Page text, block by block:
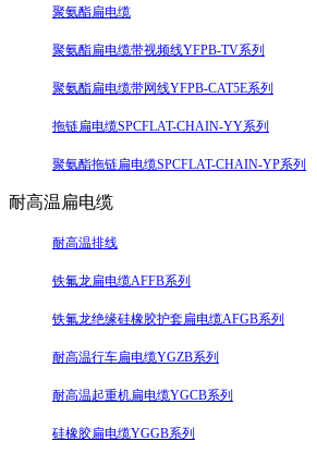
聚氨酯扁电缆
聚氨酯扁电缆带视频线YFPB-TV系列
聚氨酯扁电缆带网线YFPB-CAT5E系列
拖链扁电缆SPCFLAT-CHAIN-YY系列
聚氨酯拖链扁电缆SPCFLAT-CHAIN-YP系列
耐高温扁电缆
耐高温排线
铁氟龙扁电缆AFFB系列
铁氟龙绝缘硅橡胶护套扁电缆AFGB系列
耐高温行车扁电缆YGZB系列
耐高温起重机扁电缆YGCB系列
硅橡胶扁电缆YGGB系列